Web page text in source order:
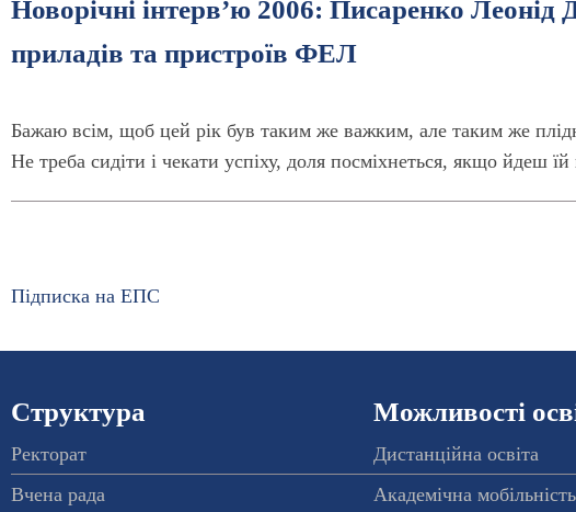
Новорічні інтерв’ю 2006: Писаренко
приладів та пристроїв ФЕЛ
Бажаю всім, щоб цей рік був таким же важким, але таким же
Не треба сидіти і чекати успіху, доля посміхнеться, якщо йдеш їй
Підписка на ЕПС
Структура
Ректорат
Вчена рада
Можливості
Дистанційна освіта
Академічна мобільність